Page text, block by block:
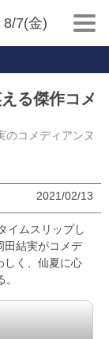
8/7(金)
る傑作コメ
のコメディアンヌ
2021/02/13
イムスリップし
田結実がコメデ
しく、仙夏に心